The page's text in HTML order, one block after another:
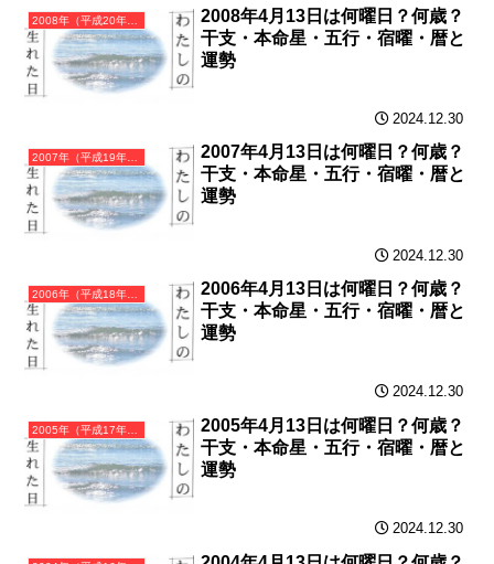
2008年（平成20年）戊子（つちのえね）・子年（ねずみ年）カレンダー（月曜はじまり）
2008年4月13日は何曜日？何歳？
干支・本命星・五行・宿曜・暦と
運勢
2024.12.30
2007年（平成19年）丁亥（ひのとい）・亥年（いのしし年）カレンダー（月曜はじまり）
2007年4月13日は何曜日？何歳？
干支・本命星・五行・宿曜・暦と
運勢
2024.12.30
2006年（平成18年）丙戌（ひのえいぬ）・戌年（いぬ年）カレンダー（月曜はじまり）
2006年4月13日は何曜日？何歳？
干支・本命星・五行・宿曜・暦と
運勢
2024.12.30
2005年（平成17年）乙酉（きのととり）・酉年（とり年）カレンダー（月曜はじまり）
2005年4月13日は何曜日？何歳？
干支・本命星・五行・宿曜・暦と
運勢
2024.12.30